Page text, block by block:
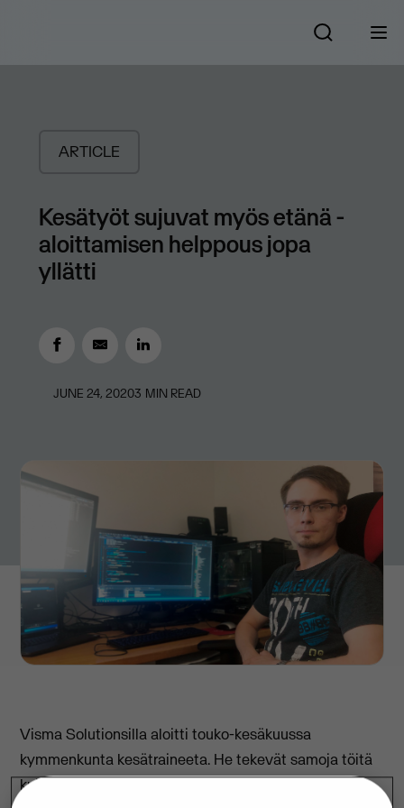
ARTICLE
Kesätyöt sujuvat myös etänä -
aloittamisen helppous jopa
yllätti
JUNE 24, 20203 MIN READ
Visma Solutionsilla aloitti touko-kesäkuussa
kymmenkunta kesätraineeta. He tekevät samoja töitä
kuin muutkin solutionslaiset; suunnittelevat